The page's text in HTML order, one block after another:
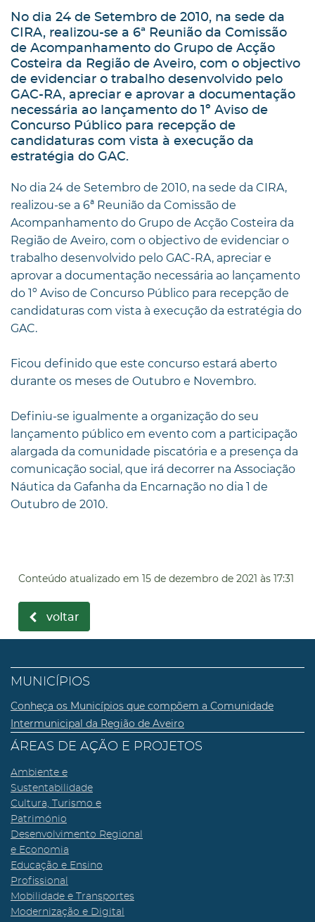
No dia 24 de Setembro de 2010, na sede da
CIRA, realizou-se a 6ª Reunião da Comissão
de Acompanhamento do Grupo de Acção
Costeira da Região de Aveiro, com o objectivo
de evidenciar o trabalho desenvolvido pelo
GAC-RA, apreciar e aprovar a documentação
necessária ao lançamento do 1º Aviso de
Concurso Público para recepção de
candidaturas com vista à execução da
estratégia do GAC.
No dia 24 de Setembro de 2010, na sede da CIRA,
realizou-se a 6ª Reunião da Comissão de
Acompanhamento do Grupo de Acção Costeira da
Região de Aveiro, com o objectivo de evidenciar o
trabalho desenvolvido pelo GAC-RA, apreciar e
aprovar a documentação necessária ao lançamento
do 1º Aviso de Concurso Público para recepção de
candidaturas com vista à execução da estratégia do
GAC.
Ficou definido que este concurso estará aberto
durante os meses de Outubro e Novembro.
Definiu-se igualmente a organização do seu
lançamento público em evento com a participação
alargada da comunidade piscatória e a presença da
comunicação social, que irá decorrer na Associação
Náutica da Gafanha da Encarnação no dia 1 de
Outubro de 2010.
Conteúdo atualizado em 15 de dezembro de 2021 às 17:31
voltar
MUNICÍPIOS
Conheça os Municípios que compõem a Comunidade
Intermunicipal da Região de Aveiro
ÁREAS DE AÇÃO E PROJETOS
Ambiente e
Sustentabilidade
Cultura, Turismo e
Património
Desenvolvimento Regional
e Economia
Educação e Ensino
Profissional
Mobilidade e Transportes
Modernização e Digital